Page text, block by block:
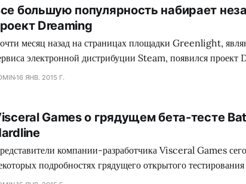
континента. Так сказать, под нож могло попасть
Dennaton
большую популярность набирает
Dreaming
месяц назад на страницах площадки Greenlight,
электронной дистрибуции Steam, появился
необыкновенным сеттингом, а также
с экшеном Mirror`s Edge, хотя сами
16 ЯНВ. 2015 Г.
Games о грядущем бета-тесте
компании-разработчика Visceral Games
подробностях грядущего открытого
шутера Battlefield: Hardline, а также поделились